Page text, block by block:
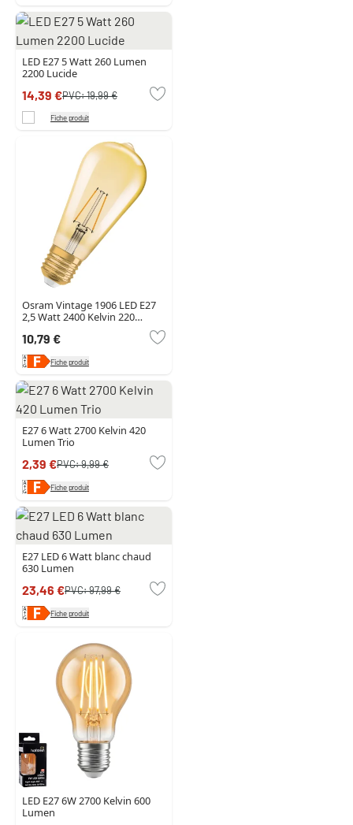
LED E27 5 Watt 260 Lumen
2200 Lucide
14,39 €PVC:19,99 €
Fiche produit
Osram Vintage 1906 LED E27
2,5 Watt 2400 Kelvin 220
10,79 €
Fiche produit
E27 6 Watt 2700 Kelvin 420
Lumen Trio
2,39 €PVC:9,99 €
Fiche produit
E27 LED 6 Watt blanc chaud
630 Lumen
23,46 €PVC:97,99 €
Fiche produit
LED E27 6W 2700 Kelvin 600
Lumen